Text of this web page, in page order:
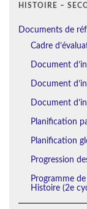
HISTOIRE –
Documents de
Cadre
Document
Document
Document
Planification
Planification
Progression
Programme
Histoire (2e